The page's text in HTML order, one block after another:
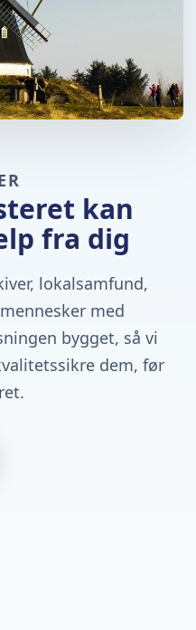
kan
fra dig
lokalsamfund,
med
bygget, så vi
dem, før